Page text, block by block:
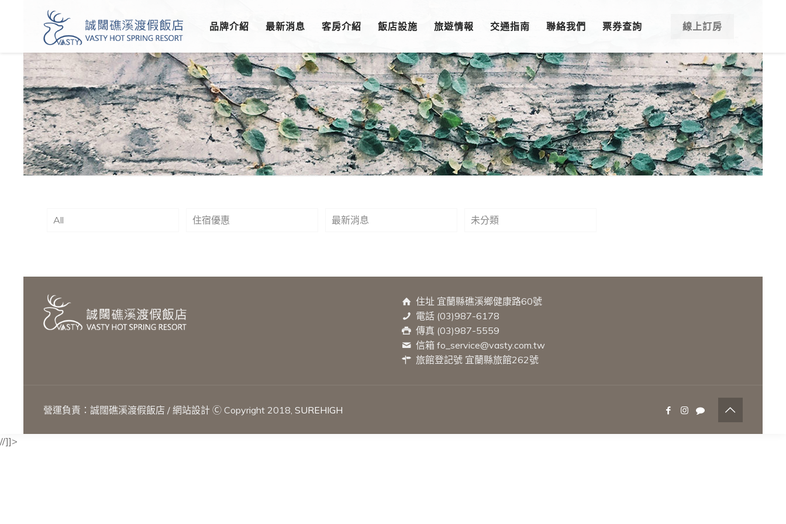
品牌介紹 最新消息 客房介紹 飯店設施 旅遊情報 交通指南 聯絡我們 票券查詢 線上訂房
All 住宿優惠 最新消息 未分類
住址 宜蘭縣礁溪鄉健康路60號
電話 (03)987-6178
傳真 (03)987-5559
信箱 fo_service@vasty.com.tw
旅館登記號 宜蘭縣旅館262號
營運負責：誠闊礁溪渡假飯店 / 網站設計 Ⓒ Copyright 2018,SUREHIGH
//]]>